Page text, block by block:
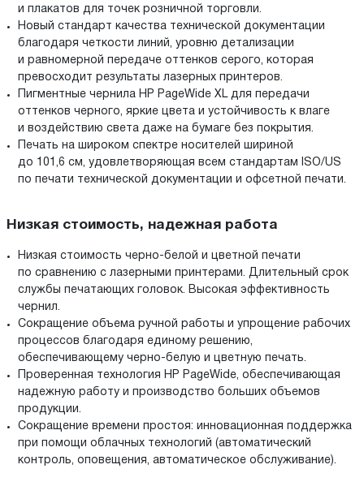
и плакатов для точек розничной торговли.
Новый стандарт качества технической документации
благодаря четкости линий, уровню детализации
и равномерной передаче оттенков серого, которая
превосходит результаты лазерных принтеров.
Пигментные чернила HP PageWide XL для передачи
оттенков черного, яркие цвета и устойчивость к влаге
и воздействию света даже на бумаге без покрытия.
Печать на широком спектре носителей шириной
до 101,6 см, удовлетворяющая всем стандартам ISO/US
по печати технической документации и офсетной печати.
Низкая стоимость, надежная работа
Низкая стоимость черно-белой и цветной печати
по сравнению с лазерными принтерами. Длительный срок
службы печатающих головок. Высокая эффективность
чернил.
Сокращение объема ручной работы и упрощение рабочих
процессов благодаря единому решению,
обеспечивающему черно-белую и цветную печать.
Проверенная технология HP PageWide, обеспечивающая
надежную работу и производство больших объемов
продукции.
Сокращение времени простоя: инновационная поддержка
при помощи облачных технологий (автоматический
контроль, оповещения, автоматическое обслуживание).